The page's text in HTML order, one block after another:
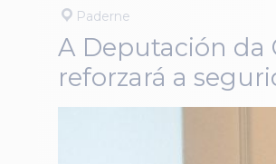
Paderne
A Deputación da
reforzará a